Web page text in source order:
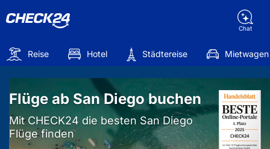
Chat
Reise Hotel Städtereise Mietwagen
Flüge ab San Diego buchen
Mit CHECK24 die besten San Diego
Flüge finden